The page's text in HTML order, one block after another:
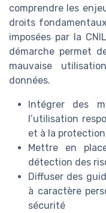
comprendre les
droits
imposées par la
démarche permet
mauvaise
données.
Intégrer des
l’utilisation
et à la
Mettre en
détection des
Diffuser des
à caractère
sécurité